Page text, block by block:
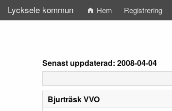
Lycksele kommun Hem Registrering
Senast uppdaterad: 2008-04-04
Bjurträsk VVO